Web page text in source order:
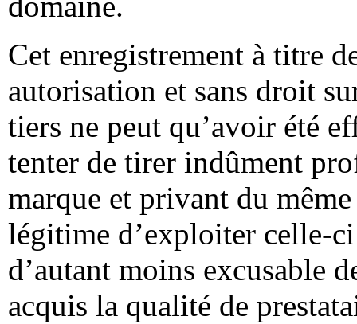
Cet enregistrement à titre
autorisation et sans droit
tiers ne peut qu’avoir été
tenter de tirer indûment
marque et privant du
légitime d’exploiter celle-
d’autant moins excusable
acquis la qualité de